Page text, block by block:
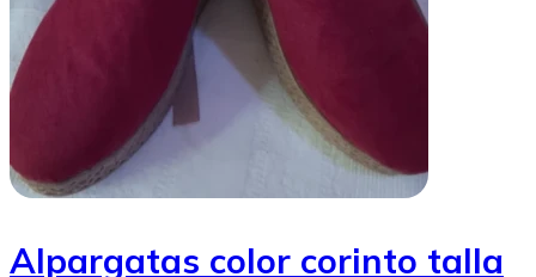
Alpargatas color corinto talla